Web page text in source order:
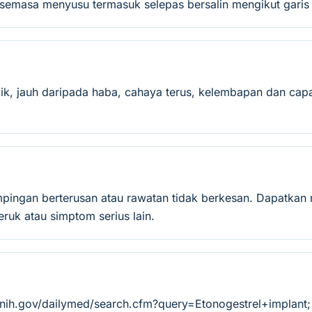
menyusu termasuk selepas bersalin mengikut
jauh daripada haba, cahaya terus, kelembapan dan
berterusan atau rawatan tidak berkesan.
atau simptom serius lain.
dailymed/